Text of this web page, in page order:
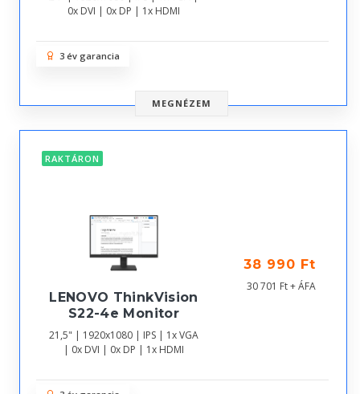
0x DVI | 0x DP | 1x HDMI
3 év garancia
MEGNÉZEM
RAKTÁRON
LENOVO ThinkVision
S22-4e Monitor
21,5" | 1920x1080 | IPS | 1x VGA
| 0x DVI | 0x DP | 1x HDMI
38 990 Ft
30 701 Ft + ÁFA